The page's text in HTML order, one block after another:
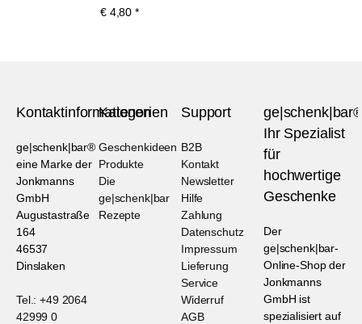
€ 4,80 *
Kontaktinformationen
ge|schenk|bar®
eine Marke der
Jonkmanns
GmbH
Augustastraße
164
46537
Dinslaken
Tel.: +49 2064
42999 0
Kategorien
Geschenkideen
Produkte
Die
ge|schenk|bar
Rezepte
Support
B2B
Kontakt
Newsletter
Hilfe
Zahlung
Datenschutz
Impressum
Lieferung
Service
Widerruf
AGB
Ihr Spezialist
für
hochwertige
Geschenke
Der
ge|schenk|bar-
Online-Shop der
Jonkmanns
GmbH ist
spezialisiert auf